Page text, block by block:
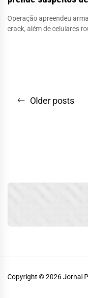
Operação apreendeu
crack, além de celulares
Navegação
Older posts
Copyright © 2026Jornal